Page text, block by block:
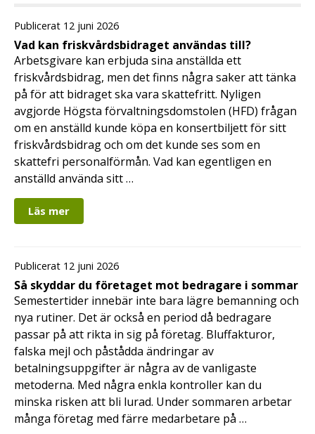
Publicerat 12 juni 2026
Vad kan friskvårdsbidraget användas till?
Arbetsgivare kan erbjuda sina anställda ett
friskvårdsbidrag, men det finns några saker att tänka
på för att bidraget ska vara skattefritt. Nyligen
avgjorde Högsta förvaltningsdomstolen (HFD) frågan
om en anställd kunde köpa en konsertbiljett för sitt
friskvårdsbidrag och om det kunde ses som en
skattefri personalförmån. Vad kan egentligen en
anställd använda sitt …
Läs mer
Publicerat 12 juni 2026
Så skyddar du företaget mot bedragare i sommar
Semestertider innebär inte bara lägre bemanning och
nya rutiner. Det är också en period då bedragare
passar på att rikta in sig på företag. Bluffakturor,
falska mejl och påstådda ändringar av
betalningsuppgifter är några av de vanligaste
metoderna. Med några enkla kontroller kan du
minska risken att bli lurad. Under sommaren arbetar
många företag med färre medarbetare på …